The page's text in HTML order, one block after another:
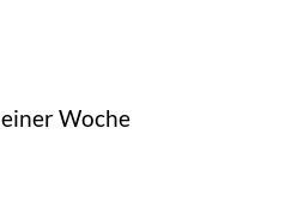
Woche